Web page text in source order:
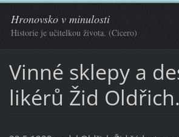
Hronovsko v minulosti
Historie je učitelkou života. (Cicero)
Vinné sklepy a
likérů Žid Oldřich.